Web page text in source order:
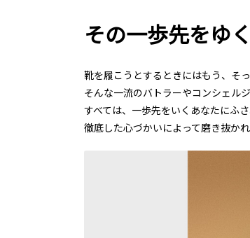
その一歩先をゆく
靴を履こうとするときにはもう、そ
そんな一流のバトラーやコンシェル
すべては、一歩先をいくあなたにふ
徹底した心づかいによって磨き抜か